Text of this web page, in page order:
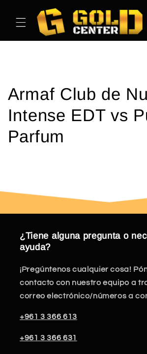
directamente
al contenido
Armaf Club de
Intense EDT vs
Parfum
¿Tiene alguna pregunta o
ayuda?
¡Pregúntenos cualquier cosa!
contacto con nuestro equipo a
correo electrónico/números a
+961 3 366 613
+961 3 366 631